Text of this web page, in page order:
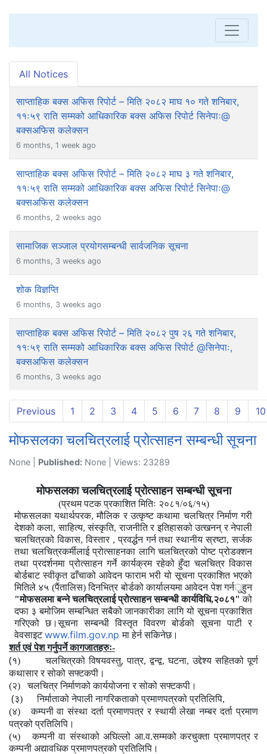
All Notices
साप्ताहिक बक्स अफिस रिपोर्ट – मिति २०८२ माघ १० गते शनिबार,
११ः५९ राति सम्मको आधिकारिक बक्स अफिस रिपोर्ट सिनेपाः@
बक्सअफिस कलेक्सन
6 months, 1 week ago
साप्ताहिक बक्स अफिस रिपोर्ट – मिति २०८२ माघ ३ गते शनिबार,
११ः५९ राति सम्मको आधिकारिक बक्स अफिस रिपोर्ट सिनेपाः@
बक्सअफिस कलेक्सन
6 months, 2 weeks ago
सामाजिक सञ्जाल प्रयोगसम्बन्धी सार्वजनिक सूचना
6 months, 3 weeks ago
शोक विज्ञप्ति
6 months, 3 weeks ago
साप्ताहिक बक्स अफिस रिपोर्ट – मिति २०८२ पुष २६ गते शनिबार,
११ः५९ राति सम्मको आधिकारिक बक्स अफिस रिपोर्ट @सिनेपाः,
बक्सअफिस कलेक्सन
6 months, 3 weeks ago
Previous 1 2 3 4 5 6 7 8 9 10
मोफसलका चलचित्रलाई प्रोत्साहन सम्बन्धी सूचना
None | Published: None | Views: 23289
मोफसलका चलचित्रलाई प्रोत्साहन सम्बन्धी सूचना
(प्रथम पटक प्रकाशित मितिः २०८१/०६/१५)
मोफसलका यथार्थपरक, मौलिक र उत्कृष्ट कथामा चलचित्र निर्माण गरी
देशको कला, साहित्य, संस्कृति, राजनीति र इतिहासको उत्खनन् र नेपाली
चलचित्रको विकास, विस्तार , प्रवर्द्धन गर्न तथा स्थानीय स्रष्टा, सर्जक
तथा चलचित्रकर्मीलाई प्रोत्साहनका लागि चलचित्रको पोष्ट प्रोडक्शन
तथा प्रदर्शनमा प्रोत्साहन गर्ने कार्यक्रम रहेको हुँदा चलचित्र विकास
बोर्डबाट स्वीकृत ढाँचाको आवेदन फाराम भरी यो सूचनाप्रकाशित भएको
मितिले ४५ (पैंतालिस) दिनभित्र बोर्डको कार्यालयमा आवेदन पेश गर्नुहुन
"मोफसलमा बन्ने चलचित्रलाई प्रोत्साहनसम्बन्धी कार्यविधि,२०८१" को
दफा ३ बमोजिम सम्बन्धित सबैको जानकारीका लागि यो सूचना प्रकाशित
गरिएको छ।सूचना सम्बन्धी विस्तृत विवरण बोर्डको सूचना पाटी
र
वेवसाइट www.film.gov.np मा हेर्न सकिनेछ।
शर्त एवं पेश गर्नुपर्ने कागजातहरुः-
(१)
चलचित्रको विषयवस्तु, पात्र, द्वन्द्व, घटना, उद्देश्य सहितको पूर्ण
कथासार र सोको सफ्टकपी।
(२) चलचित्र निर्माणको कार्ययोजना र सोको सफ्टकपी।
(३)
निर्माताको नेपाली नागरिकताको प्रमाणपत्रको प्रतिलिपि,
(४) कम्पनी वा संस्था दर्ता प्रमाणपत्र र स्थायी लेखा नम्बर दर्ता प्रमाण
पत्रको प्रतिलिपि।
(५) कम्पनी वा संस्थाको अघिल्लो आ.व.सम्मको करचुक्ता प्रमाणपत्र र
कम्पनी अद्यावधिक प्रमाणपत्रको प्रतिलिपि।